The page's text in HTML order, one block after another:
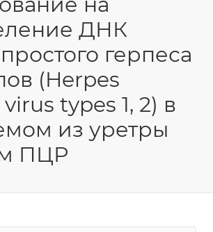
ДНК
герпеса
(Herpes
types 1, 2) в
из уретры
ПЦР